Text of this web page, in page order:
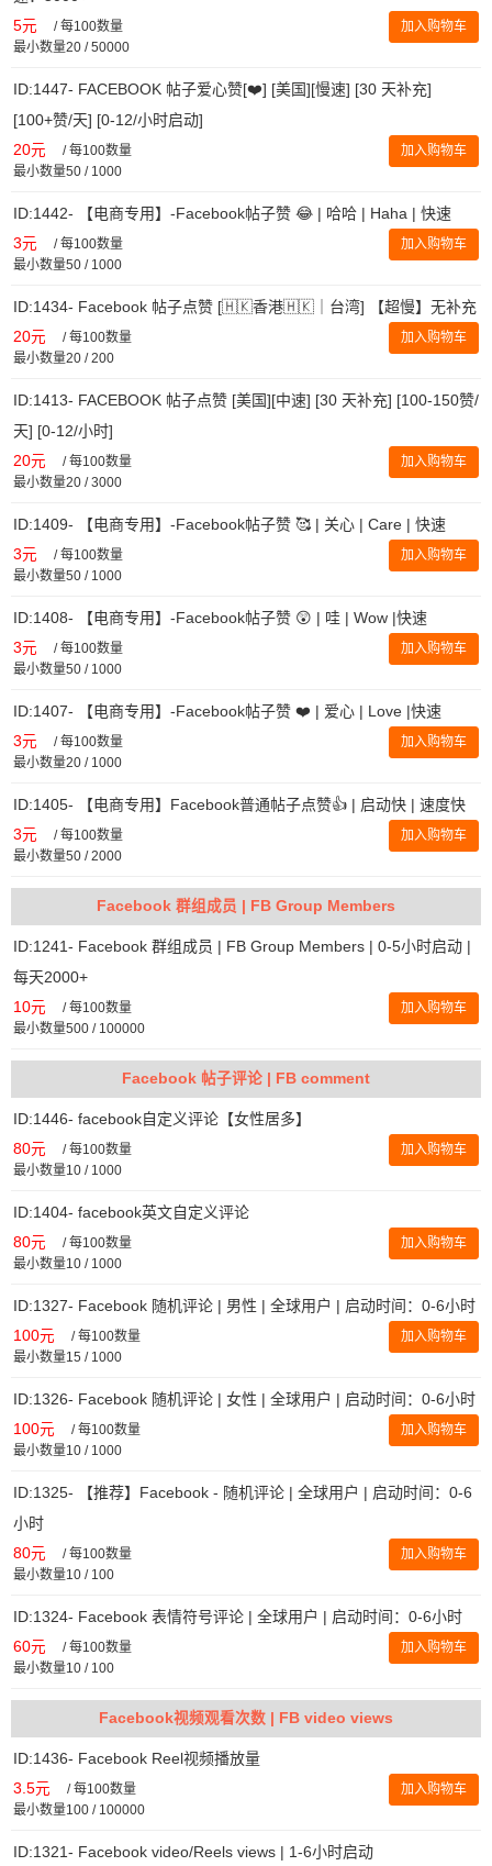
5元 /每100数量
最小数量20 / 50000
加入购物车
ID:1447- FACEBOOK 帖子爱心赞[❤️] [美国][慢速] [30 天补充]
[100+赞/天] [0-12/小时启动]
20元 /每100数量
最小数量50 / 1000
加入购物车
ID:1442- 【电商专用】-Facebook帖子赞 😂 | 哈哈 | Haha | 快速
3元 /每100数量
最小数量50 / 1000
加入购物车
ID:1434- Facebook 帖子点赞 [🇭🇰香港🇭🇰｜台湾] 【超慢】无补充
20元 /每100数量
最小数量20 / 200
加入购物车
ID:1413- FACEBOOK 帖子点赞 [美国][中速] [30 天补充] [100-150赞/
天] [0-12/小时]
20元 /每100数量
最小数量20 / 3000
加入购物车
ID:1409- 【电商专用】-Facebook帖子赞 🥰 | 关心 | Care | 快速
3元 /每100数量
最小数量50 / 1000
加入购物车
ID:1408- 【电商专用】-Facebook帖子赞 😲 | 哇 | Wow |快速
3元 /每100数量
最小数量50 / 1000
加入购物车
ID:1407- 【电商专用】-Facebook帖子赞 ❤️ | 爱心 | Love |快速
3元 /每100数量
最小数量20 / 1000
加入购物车
ID:1405- 【电商专用】Facebook普通帖子点赞👍 | 启动快 | 速度快
3元 /每100数量
最小数量50 / 2000
加入购物车
Facebook 群组成员 | FB Group Members
ID:1241- Facebook 群组成员 | FB Group Members | 0-5小时启动 |
每天2000+
10元 /每100数量
最小数量500 / 100000
加入购物车
Facebook 帖子评论 | FB comment
ID:1446- facebook自定义评论【女性居多】
80元 /每100数量
最小数量10 / 1000
加入购物车
ID:1404- facebook英文自定义评论
80元 /每100数量
最小数量10 / 1000
加入购物车
ID:1327- Facebook 随机评论 | 男性 | 全球用户 | 启动时间：0-6小时
100元 /每100数量
最小数量15 / 1000
加入购物车
ID:1326- Facebook 随机评论 | 女性 | 全球用户 | 启动时间：0-6小时
100元 /每100数量
最小数量10 / 1000
加入购物车
ID:1325- 【推荐】Facebook - 随机评论 | 全球用户 | 启动时间：0-6
小时
80元 /每100数量
最小数量10 / 100
加入购物车
ID:1324- Facebook 表情符号评论 | 全球用户 | 启动时间：0-6小时
60元 /每100数量
最小数量10 / 100
加入购物车
Facebook视频观看次数 | FB video views
ID:1436- Facebook Reel视频播放量
3.5元 /每100数量
最小数量100 / 100000
加入购物车
ID:1321- Facebook video/Reels views | 1-6小时启动